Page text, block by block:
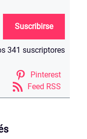
Suscribirse
341 suscriptores
Pinterest
Feed RSS